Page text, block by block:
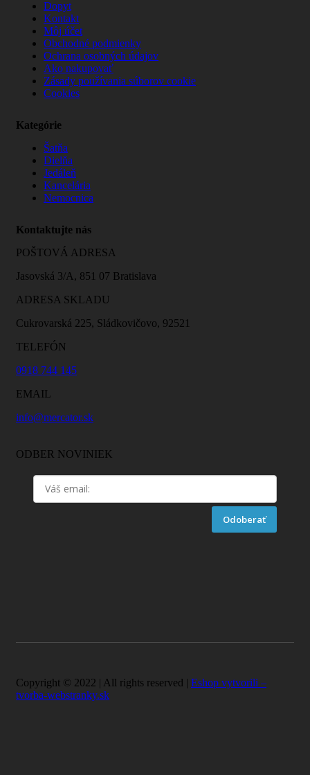
Dopyt
Kontakt
Môj účet
Obchodné podmienky
Ochrana osobných údajov
Ako nakupovať
Zásady používania súborov cookie
Cookies
Kategórie
Šatňa
Dielňa
Jedáleň
Kancelária
Nemocnica
Kontaktujte nás
POŠTOVÁ ADRESA
Jasovská 3/A, 851 07 Bratislava
ADRESA SKLADU
Cukrovarská 225, Sládkovičovo, 92521
TELEFÓN
0918 744 145
EMAIL
info@mercator.sk
ODBER NOVINIEK
Odoberať
Copyright © 2022 | All rights reserved | Eshop vytvorili –
tvorba-webstranky.sk